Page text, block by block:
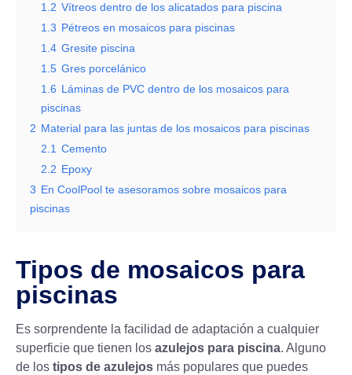
1.2 Vítreos dentro de los alicatados para piscina
1.3 Pétreos en mosaicos para piscinas
1.4 Gresite piscina
1.5 Gres porcelánico
1.6 Láminas de PVC dentro de los mosaicos para
piscinas
2 Material para las juntas de los mosaicos para piscinas
2.1 Cemento
2.2 Epoxy
3 En CoolPool te asesoramos sobre mosaicos para
piscinas
Tipos de mosaicos para
piscinas
Es sorprendente la facilidad de adaptación a cualquier
superficie que tienen los azulejos para piscina. Alguno
de los tipos de azulejos más populares que puedes